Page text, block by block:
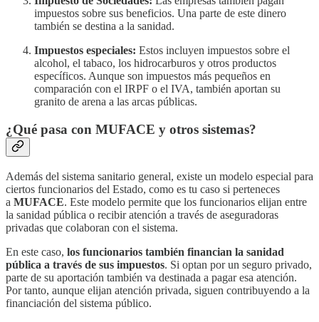
impuestos sobre sus beneficios. Una parte de este dinero
también se destina a la sanidad.
Impuestos especiales: Estos incluyen impuestos sobre el
alcohol, el tabaco, los hidrocarburos y otros productos
específicos. Aunque son impuestos más pequeños en
comparación con el IRPF o el IVA, también aportan su
granito de arena a las arcas públicas.
¿Qué pasa con MUFACE y otros sistemas?
Además del sistema sanitario general, existe un modelo especial para
ciertos funcionarios del Estado, como es tu caso si perteneces
a MUFACE. Este modelo permite que los funcionarios elijan entre
la sanidad pública o recibir atención a través de aseguradoras
privadas que colaboran con el sistema.
En este caso, los funcionarios también financian la sanidad
pública a través de sus impuestos. Si optan por un seguro privado,
parte de su aportación también va destinada a pagar esa atención.
Por tanto, aunque elijan atención privada, siguen contribuyendo a la
financiación del sistema público.